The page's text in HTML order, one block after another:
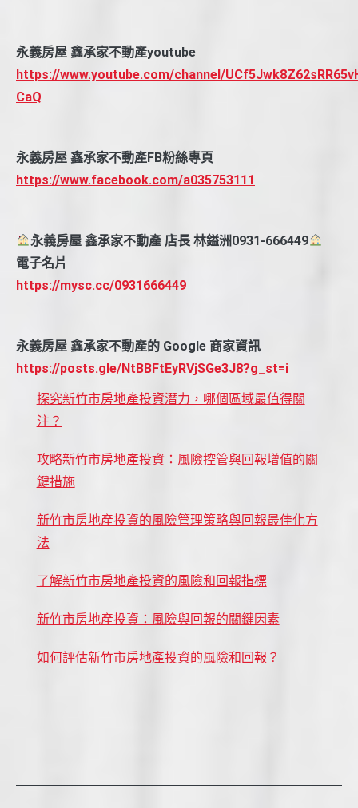
永義房屋 鑫承家不動產youtube
https://www.youtube.com/channel/
CaQ
永義房屋 鑫承家不動產FB粉絲專頁
https://www.facebook.com/a035753111
永義房屋 鑫承家不動產 店長 林鎰洲0931-666449
電子名片
https://mysc.cc/0931666449
永義房屋 鑫承家不動產的 Google 商家資訊
https://posts.gle/NtBBFtEyRVjSGe3J8?g_st=i
探究新竹市房地產投資潛力，哪個區域最值得關
注？
攻略新竹市房地產投資：風險控管與回報增值的關
鍵措施
新竹市房地產投資的風險管理策略與回報最佳化方
法
了解新竹市房地產投資的風險和回報指標
新竹市房地產投資：風險與回報的關鍵因素
如何評估新竹市房地產投資的風險和回報？